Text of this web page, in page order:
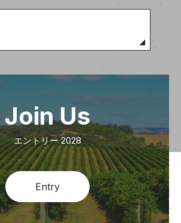
Join Us
エントリー 2028
Entry